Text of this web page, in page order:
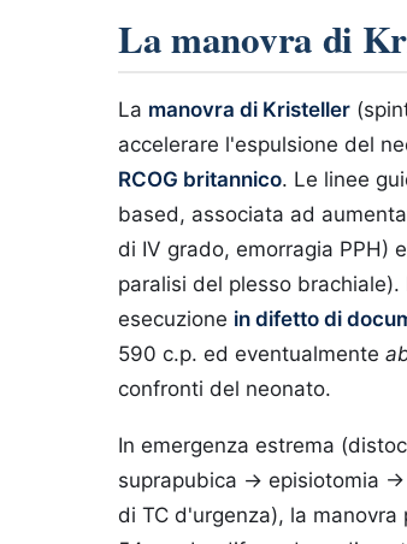
La manovra di
La manovra di Kristeller
accelerare l'espulsione del
RCOG britannico. Le linee
based, associata ad
di IV grado, emorragia PPH)
paralisi del plesso
esecuzione in difetto di
590 c.p. ed eventualmente
confronti del neonato.
In emergenza estrema
suprapubica → episiotomia →
di TC d'urgenza), la